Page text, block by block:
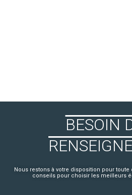
BESOIN
Nous restons à votre disposition pour
conseils pour choisir les meilleurs